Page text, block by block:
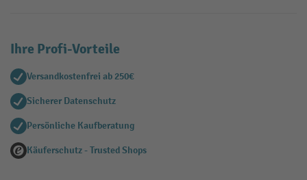
Ihre Profi-Vorteile
Versandkostenfrei ab 250€
Sicherer Datenschutz
Persönliche Kaufberatung
Käuferschutz - Trusted Shops